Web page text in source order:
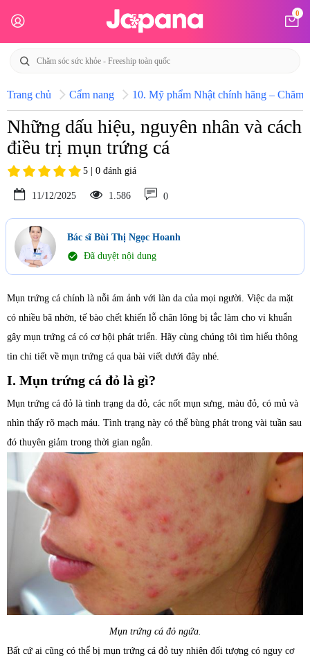
0
Trang chủ Cẩm nang 10. Mỹ phẩm Nhật chính hãng – Chăm
Những dấu hiệu, nguyên nhân và cách
điều trị mụn trứng cá
5 | 0 đánh giá
11/12/2025 1.586 0
Bác sĩ Bùi Thị Ngọc Hoanh
check_circle Đã duyệt nội dung
Mụn trứng cá chính là nỗi ám ảnh với làn da của mọi người. Việc da mặt
có nhiều bã nhờn, tế bào chết khiến lỗ chân lông bị tắc làm cho vi khuẩn
gây mụn trứng cá có cơ hội phát triển. Hãy cùng chúng tôi tìm hiểu thông
tin chi tiết về mụn trứng cá qua bài viết dưới đây nhé.
I. Mụn trứng cá đỏ là gì?
Mụn trứng cá đỏ là tình trạng da đỏ, các nốt mụn sưng, màu đỏ, có mủ và
nhìn thấy rõ mạch máu. Tình trạng này có thể bùng phát trong vài tuần sau
đó thuyên giảm trong thời gian ngắn.
Mụn trứng cá đỏ ngứa.
Bất cứ ai cũng có thể bị mụn trứng cá đỏ tuy nhiên đối tượng có nguy cơ